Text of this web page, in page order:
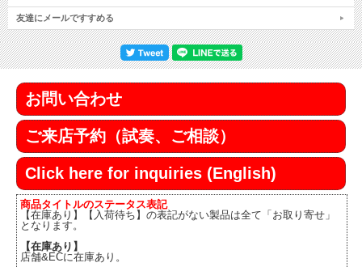
友達にメールですすめる
お問い合わせ
ご来店予約（試奏、ご相談）
Click here for inquiries (English)
商品タイトルのステータス表記
【在庫あり】【入荷待ち】の表記がない製品は全て「お取り寄せ」
となります。
【在庫あり】
店舗&ECに在庫あり。